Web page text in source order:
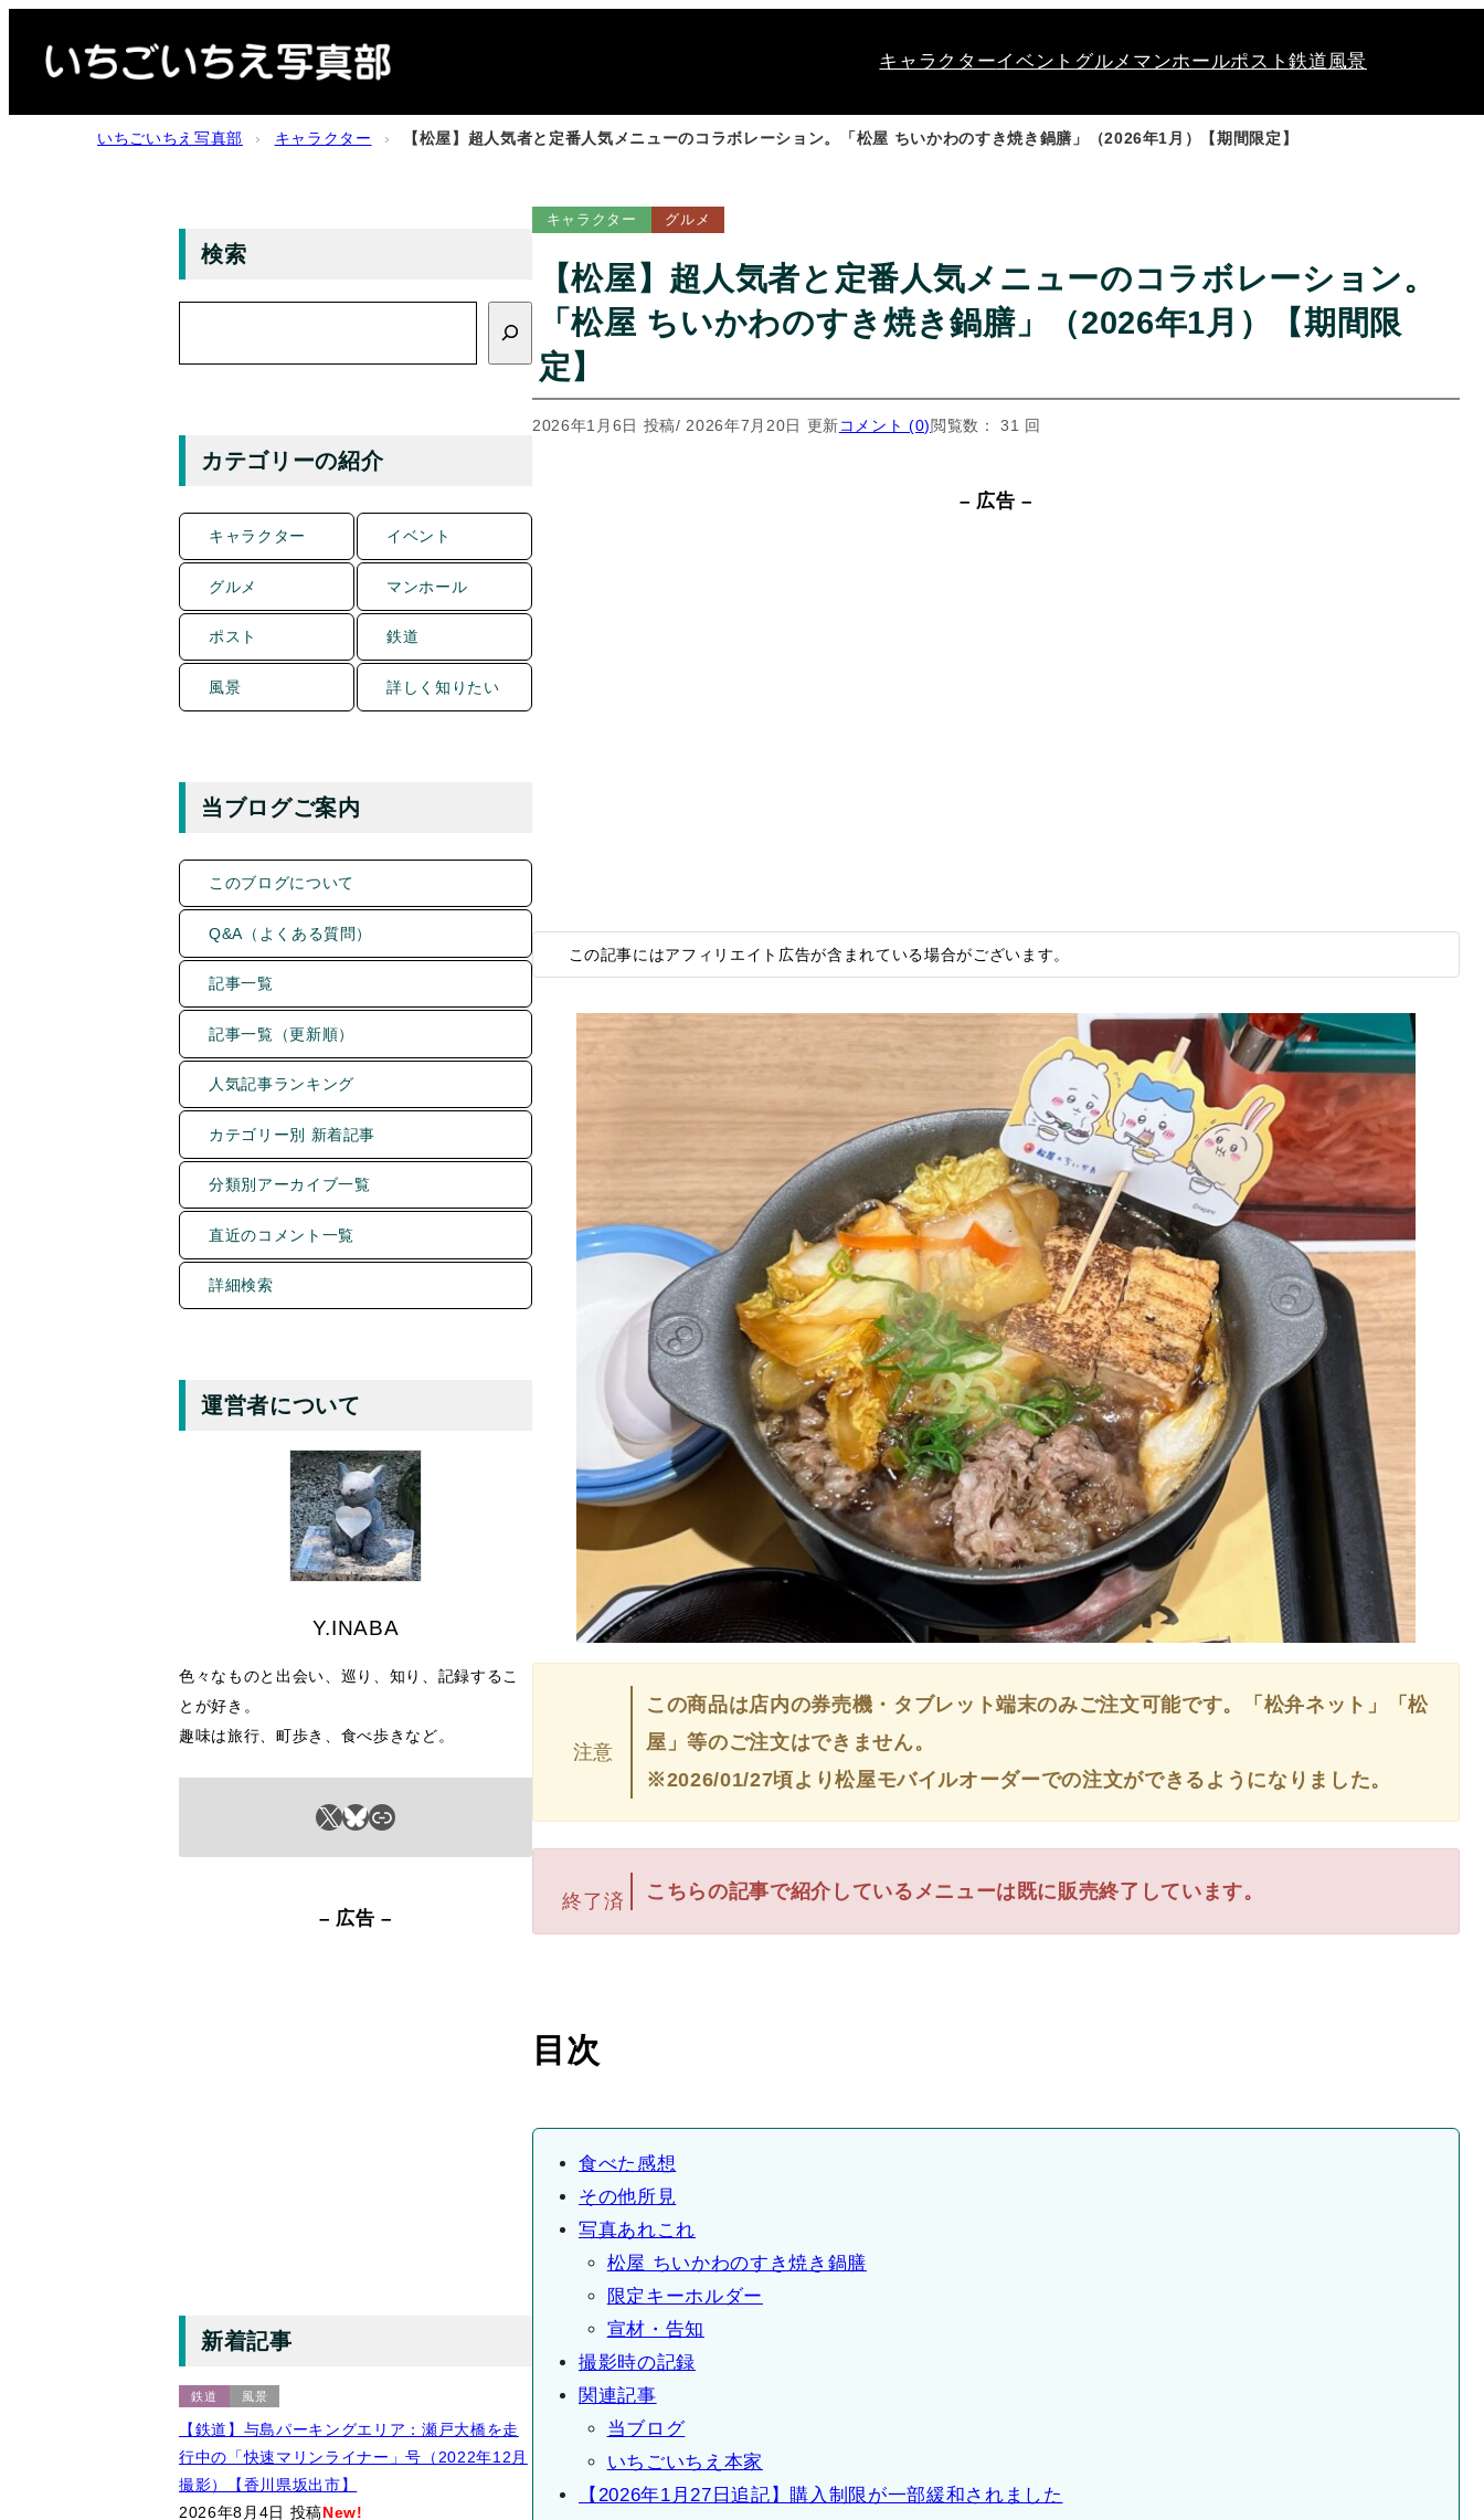
キャラクターイベント グルメ マンホールポスト鉄道 風景
いちごいちえ写真部 › キャラクター › 【松屋】超人気者と定番人気メニューのコラボレーション。「松屋 ちいかわのすき焼き鍋膳」（2026年1月）【期間限定】
キャラクター グルメ
【松屋】超人気者と定番人気メニューのコラボレーション。
「松屋 ちいかわのすき焼き鍋膳」（2026年1月）【期間限
定】
2026年1月6日 投稿/ 2026年7月20日 更新コメント (0)閲覧数： 31 回
– 広告 –
この記事にはアフィリエイト広告が含まれている場合がございます。
注意
この商品は店内の券売機・タブレット端末のみご注文可能です。「松弁ネット」「松
屋」等のご注文はできません。
※2026/01/27頃より松屋モバイルオーダーでの注文ができるようになりました。
終了済 こちらの記事で紹介しているメニューは既に販売終了しています。
目次
食べた感想
その他所見
写真あれこれ
松屋 ちいかわのすき焼き鍋膳
限定キーホルダー
宣材・告知
撮影時の記録
関連記事
当ブログ
いちごいちえ本家
【2026年1月27日追記】購入制限が一部緩和されました
検索
カテゴリーの紹介
キャラクター イベント
グルメ マンホール
ポスト 鉄道
風景 詳しく知りたい
当ブログご案内
このブログについて
Q&A（よくある質問）
記事一覧
記事一覧（更新順）
人気記事ランキング
カテゴリー別 新着記事
分類別アーカイブ一覧
直近のコメント一覧
詳細検索
運営者について
Y.INABA
色々なものと出会い、巡り、知り、記録するこ
とが好き。
趣味は旅行、町歩き、食べ歩きなど。
X Bluesky リンク
– 広告 –
新着記事
鉄道 風景
【鉄道】与島パーキングエリア：瀬戸大橋を走
行中の「快速マリンライナー」号（2022年12月
撮影）【香川県坂出市】
2026年8月4日 投稿New!